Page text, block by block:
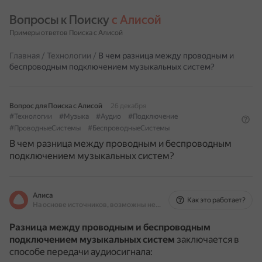
Вопросы к Поиску с Алисой
Примеры ответов Поиска с Алисой
Главная / Технологии / В чем разница между проводным и
беспроводным подключением музыкальных систем?
Вопрос для Поиска с Алисой
26 декабря
#Технологии
#Музыка #Аудио
#Подключение
#ПроводныеСистемы
#БеспроводныеСистемы
В чем разница между проводным и беспроводным
подключением музыкальных систем?
Алиса
На основе источников, возможны неточности
Как это работает?
Разница между проводным и беспроводным
подключением музыкальных систем заключается в
способе передачи аудиосигнала: